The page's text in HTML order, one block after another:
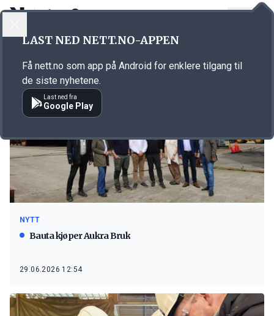
Emne: Bauta Group
NYTT
Bauta kjøper Aukra Bruk
29.06.2026 12:54
LAST NED NETT.NO-APPEN
Få nett.no som app på Android for enklere tilgang til
de siste nyhetene.
Last ned fra
Google Play